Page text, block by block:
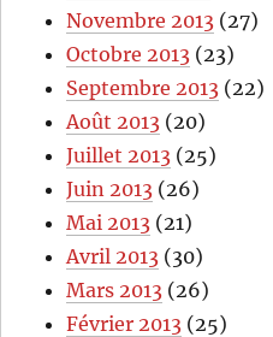
Novembre 2013 (27)
Octobre 2013 (23)
Septembre 2013 (22)
Août 2013 (20)
Juillet 2013 (25)
Juin 2013 (26)
Mai 2013 (21)
Avril 2013 (30)
Mars 2013 (26)
Février 2013 (25)